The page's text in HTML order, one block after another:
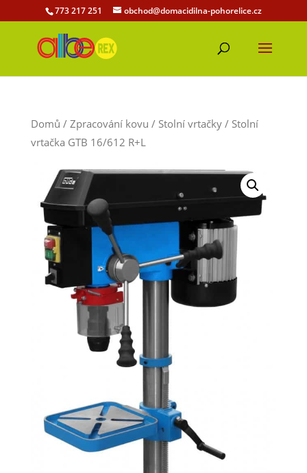
773 217 251 obchod@domacidilna-pohorelice.cz
Domů / Zpracování kovu / Stolní vrtačky/ Stolní
vrtačka GTB 16/612 R+L